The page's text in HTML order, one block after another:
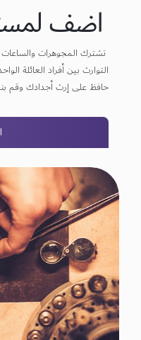
اضف
تشترك المجوهرات
التوارث بين أفراد العائلة
حافظ على إرث أجدادك وقم